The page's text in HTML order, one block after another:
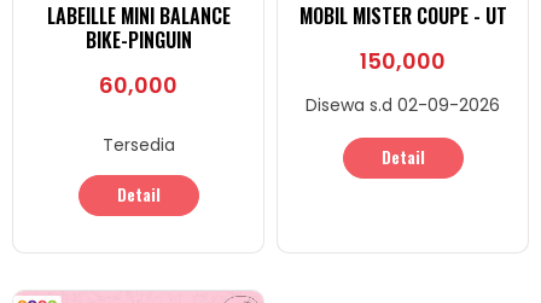
LABEILLE MINI BALANCE
BIKE-PINGUIN
60,000
Tersedia
Detail
MOBIL MISTER COUPE - UT
150,000
Disewa s.d 02-09-2026
Detail